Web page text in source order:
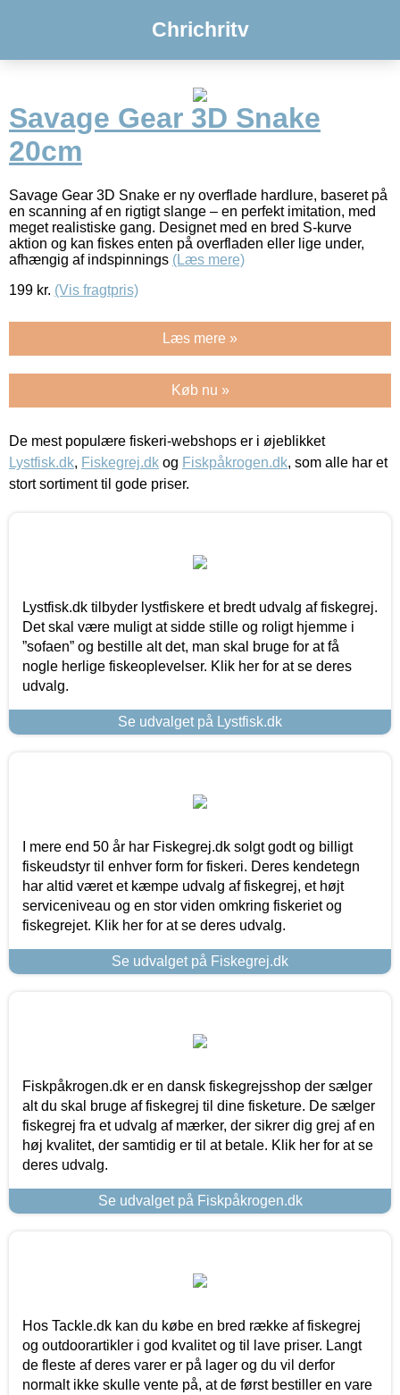
Chrichritv
Savage Gear 3D Snake
20cm
Savage Gear 3D Snake er ny overflade hardlure, baseret på
en scanning af en rigtigt slange – en perfekt imitation, med
meget realistiske gang. Designet med en bred S-kurve
aktion og kan fiskes enten på overfladen eller lige under,
afhængig af indspinnings (Læs mere)
199 kr. (Vis fragtpris)
Læs mere »
Køb nu »
De mest populære fiskeri-webshops er i øjeblikket
Lystfisk.dk, Fiskegrej.dk og Fiskpåkrogen.dk, som alle har et
stort sortiment til gode priser.
Lystfisk.dk tilbyder lystfiskere et bredt udvalg af fiskegrej.
Det skal være muligt at sidde stille og roligt hjemme i
”sofaen” og bestille alt det, man skal bruge for at få
nogle herlige fiskeoplevelser. Klik her for at se deres
udvalg.
Se udvalget på Lystfisk.dk
I mere end 50 år har Fiskegrej.dk solgt godt og billigt
fiskeudstyr til enhver form for fiskeri. Deres kendetegn
har altid været et kæmpe udvalg af fiskegrej, et højt
serviceniveau og en stor viden omkring fiskeriet og
fiskegrejet. Klik her for at se deres udvalg.
Se udvalget på Fiskegrej.dk
Fiskpåkrogen.dk er en dansk fiskegrejsshop der sælger
alt du skal bruge af fiskegrej til dine fisketure. De sælger
fiskegrej fra et udvalg af mærker, der sikrer dig grej af en
høj kvalitet, der samtidig er til at betale. Klik her for at se
deres udvalg.
Se udvalget på Fiskpåkrogen.dk
Hos Tackle.dk kan du købe en bred række af fiskegrej
og outdoorartikler i god kvalitet og til lave priser. Langt
de fleste af deres varer er på lager og du vil derfor
normalt ikke skulle vente på, at de først bestiller en vare